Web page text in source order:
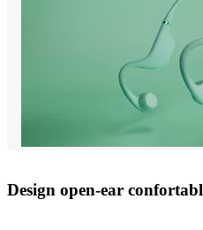
Design open-ear